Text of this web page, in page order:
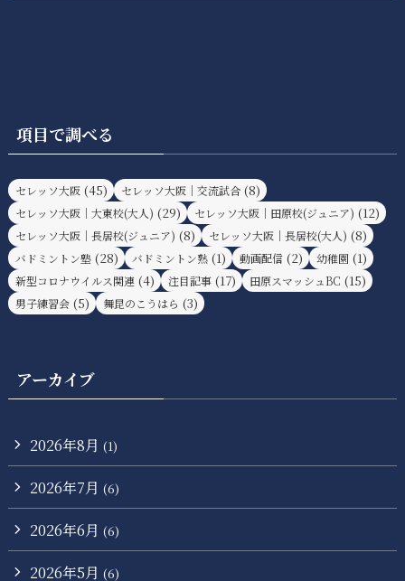
項目で調べる
セレッソ大阪 (45) セレッソ大阪｜交流試合 (8)
セレッソ大阪｜大東校(大人) (29) セレッソ大阪｜田原校(ジュニア) (12)
セレッソ大阪｜長居校(ジュニア) (8) セレッソ大阪｜長居校(大人) (8)
バドミントン塾 (28) バドミントン熟 (1) 動画配信 (2) 幼稚園 (1)
新型コロナウイルス関連 (4) 注目記事 (17) 田原スマッシュBC (15)
男子練習会 (5) 舞昆のこうはら (3)
アーカイブ
2026年8月 (1)
2026年7月 (6)
2026年6月 (6)
2026年5月 (6)